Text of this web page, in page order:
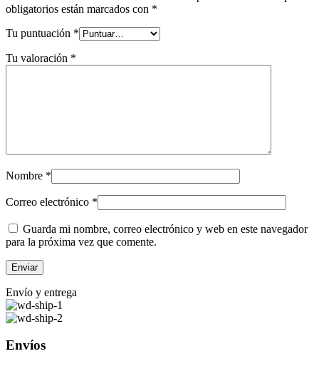
obligatorios están marcados con *
Tu puntuación *
Tu valoración *
Nombre *
Correo electrónico *
Guarda mi nombre, correo electrónico y web en este navegador
para la próxima vez que comente.
Envío y entrega
Envíos